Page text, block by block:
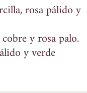
rosa pálido y
y rosa palo.
y verde